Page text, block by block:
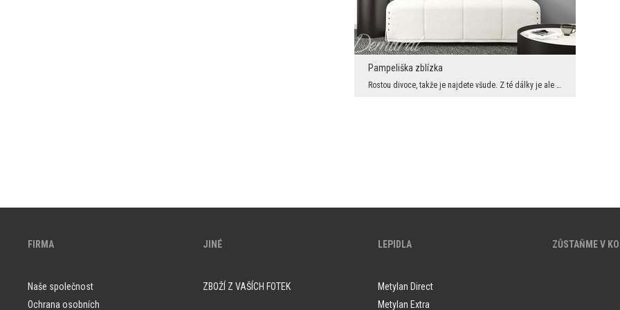
Pampeliška zblízka
Rostou divoce, takže je najdete všude. Z té dálky je ale asi nikdo nesleduje. Tady vidíte, že pam...
FIRMA
Naše společnost
Ochrana osobních
JINÉ
ZBOŽÍ Z VAŠÍCH FOTEK
LEPIDLA
Metylan Direct
Metylan Extra
ZŮSTAŇME V